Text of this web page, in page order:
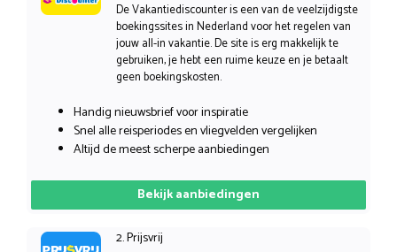
De Vakantiediscounter is een van de veelzijdigste
boekingssites in Nederland voor het regelen van
jouw all-in vakantie. De site is erg makkelijk te
gebruiken, je hebt een ruime keuze en je betaalt
geen boekingskosten.
Handig nieuwsbrief voor inspiratie
Snel alle reisperiodes en vliegvelden vergelijken
Altijd de meest scherpe aanbiedingen
Bekijk aanbiedingen
2. Prijsvrij